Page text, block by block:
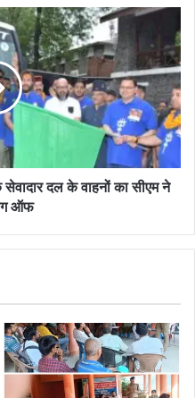
दल के वाहनों का सीएम ने
ऑफ